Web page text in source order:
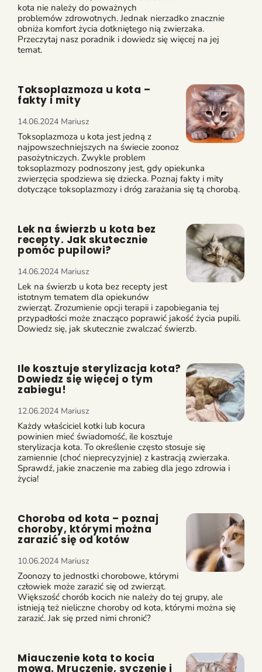
kota nie należy do poważnych
problemów zdrowotnych. Jednak nierzadko znacznie
obniża komfort życia dotkniętego nią zwierzaka.
Przeczytaj nasz poradnik i dowiedz się więcej na jej
temat.
Toksoplazmoza u kota –
fakty i mity
14.06.2024 Mariusz
Toksoplazmoza u kota jest jedną z
najpowszechniejszych na świecie zoonoz
pasożytniczych. Zwykle problem
toksoplazmozy podnoszony jest, gdy opiekunka
zwierzęcia spodziewa się dziecka. Poznaj fakty i mity
dotyczące toksoplazmozy i dróg zarażania się tą chorobą.
Lek na świerzb u kota bez
recepty. Jak skutecznie
pomóc pupilowi?
14.06.2024 Mariusz
Lek na świerzb u kota bez recepty jest
istotnym tematem dla opiekunów
zwierząt. Zrozumienie opcji terapii i zapobiegania tej
przypadłości może znacząco poprawić jakość życia pupili.
Dowiedz się, jak skutecznie zwalczać świerzb.
Ile kosztuje sterylizacja kota?
Dowiedz się więcej o tym
zabiegu!
12.06.2024 Mariusz
Każdy właściciel kotki lub kocura
powinien mieć świadomość, ile kosztuje
sterylizacja kota. To określenie często stosuje się
zamiennie (choć nieprecyzyjnie) z kastracją zwierzaka.
Sprawdź, jakie znaczenie ma zabieg dla jego zdrowia i
życia!
Choroba od kota – poznaj
choroby, którymi można
zarazić się od kotów
10.06.2024 Mariusz
Zoonozy to jednostki chorobowe, którymi
człowiek może zarazić się od zwierząt.
Większość chorób kocich nie należy do tej grupy, ale
istnieją też nieliczne choroby od kota, którymi można się
zarazić. Jak się przed nimi chronić?
Miauczenie kota to kocia
mowa. Mruczenie, syczenie i